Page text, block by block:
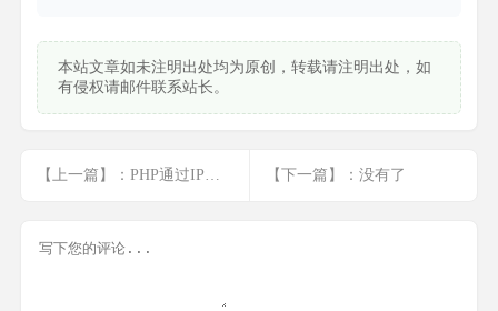
本站文章如未注明出处均为原创，转载请注明出处，如
有侵权请邮件联系站长。
【上一篇】：PHP通过IP判断地区 【下一篇】：没有了